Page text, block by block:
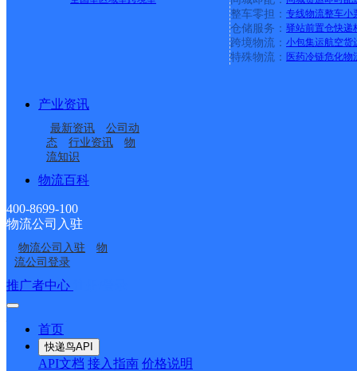
整车零担： 专线物流整车小
仓储服务： 驿站前置仓快递
跨境物流： 小包集运航空货
特殊物流： 医药冷链危化物
产业资讯
最新资讯
公司动
态
行业资讯
物
流知识
物流百科
400-8699-100
物流公司入驻
物流公司入驻
物
流公司登录
推广者中心
首页
快递鸟API
API文档 接入指南 价格说明
详情
黄岩二部
百世快递
桥村大桥路192号
派送范围:市区：大环家
总商会大厦、 汇丰大厦
路、 增先路、环城东路